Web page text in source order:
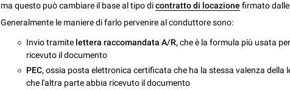
ma questo può cambiare il base al tipo dicontratto di locazione firmato
Generalmente le maniere di farlo pervenire al conduttore sono:
Invio tramite lettera raccomandata A/R,che è la formula più usata
ricevuto il documento
PEC, ossia posta elettronica certificata che ha la stessa valenza
che l'altra parte abbia ricevuto il documento